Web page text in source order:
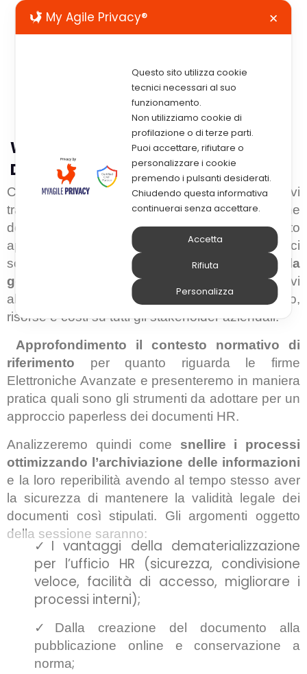
Webinar – La Gestione Digitale Dei
Documenti HR
Come automatizzare i processi amministrativi
tradizionali e velocizzare le attività di gestione
documentale in azienda? Durante questo
appuntamento, insieme a esperti del settore ci
soffermeremo sulle
opportunità offerte dalla
gestione digitale dei documenti
relativi
all’Ufficio Risorse Umane in termini di tempo,
risorse e costi su tutti gli stakeholder aziendali.
Approfondimento il contesto normativo di
riferimento per quanto riguarda le firme
Elettroniche Avanzate e presenteremo in maniera
pratica quali sono gli strumenti da adottare per un
approccio paperless dei documenti HR.
Analizzeremo quindi come snellire i processi
ottimizzando l’archiviazione delle informazioni
e la loro reperibilità avendo al tempo stesso aver
la sicurezza di mantenere la validità legale dei
documenti così stipulati. Gli argomenti oggetto
della sessione saranno:
✓ I vantaggi della dematerializzazione
per l’ufficio HR (sicurezza, condivisione
veloce, facilità di accesso, migliorare i
processi interni);
✓Dalla creazione del documento alla
pubblicazione online e conservazione a
norma;
My Agile Privacy® ✕
Questo sito utilizza cookie
tecnici necessari al suo
funzionamento.
Non utilizziamo cookie di
profilazione o di terze parti.
Puoi accettare, rifiutare o
personalizzare i cookie
premendo i pulsanti desiderati.
Chiudendo questa informativa
continuerai senza accettare.
Accetta
Rifiuta
Personalizza